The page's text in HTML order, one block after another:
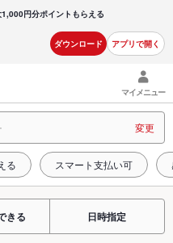
1,000円分ポイントもらえる
ダウンロード アプリで開く
マイメニュー
変更
る スマート支払い可
きる 日時指定